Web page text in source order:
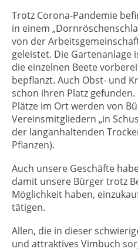
Trotz Corona-Pandemie
in einem
von der
geleistet. Die Gartenanlage
die einzelnen Beete
bepflanzt. Auch Obst- und
schon ihren Platz
Plätze im Ort werden von
Vereinsmitgliedern „in
der langanhaltenden
Pflanzen).
Auch unsere Geschäfte
damit unsere Bürger trotz
Möglichkeit haben,
tätigen.
Allen, die in dieser
und attraktives Vimbuch